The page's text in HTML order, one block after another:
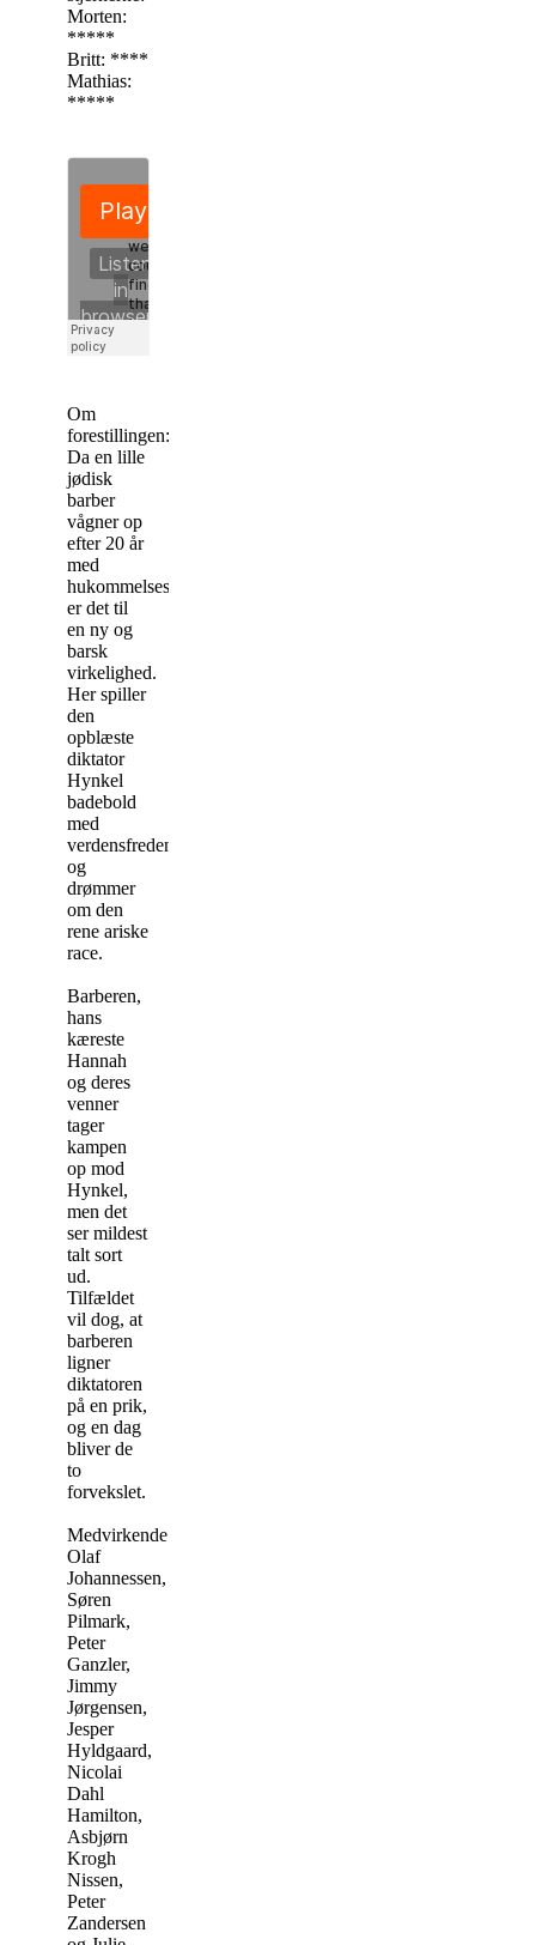
Morten:
*****
Britt: ****
Mathias:
*****
Om
forestillingen:
Da en lille
jødisk
barber
vågner op
efter 20 år
med
hukommelsestab,
er det til
en ny og
barsk
virkelighed.
Her spiller
den
opblæste
diktator
Hynkel
badebold
med
verdensfreden
og
drømmer
om den
rene ariske
race.
Barberen,
hans
kæreste
Hannah
og deres
venner
tager
kampen
op mod
Hynkel,
men det
ser mildest
talt sort
ud.
Tilfældet
vil dog, at
barberen
ligner
diktatoren
på en prik,
og en dag
bliver de
to
forvekslet.
Medvirkende:
Olaf
Johannessen,
Søren
Pilmark,
Peter
Ganzler,
Jimmy
Jørgensen,
Jesper
Hyldgaard,
Nicolai
Dahl
Hamilton,
Asbjørn
Krogh
Nissen,
Peter
Zandersen